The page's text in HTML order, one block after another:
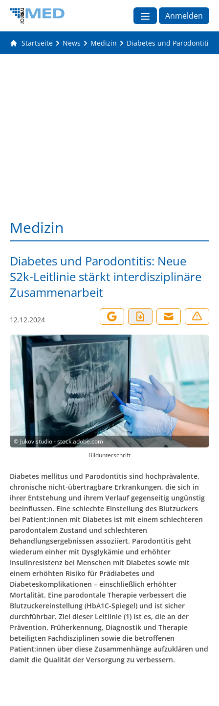
Anmelden
Startseite News Medizin Diabetes und Parodontitis:
Medizin
Diabetes und Parodontitis: Neue
S2k-Leitlinie stärkt interdisziplinäre
Zusammenarbeit
12.12.2024
© Jukov studio - stock.adobe.com
Bildunterschrift
Diabetes mellitus und Parodontitis sind hochprävalente,
chronische nicht-übertragbare Erkrankungen, die sich in
ihrer Entstehung und ihrem Verlauf gegenseitig ungünstig
beeinflussen. Eine schlechte Einstellung des Blutzuckers
bei Patient:innen mit Diabetes ist mit einem schlechteren
parodontalem Zustand und schlechteren
Behandlungsergebnissen assoziiert. Parodontitis geht
wiederum einher mit Dysglykämie und erhöhter
Insulinresistenz bei Menschen mit Diabetes sowie mit
einem erhöhten Risiko für Prädiabetes und
Diabeteskomplikationen – einschließlich erhöhter
Mortalität. Eine parodontale Therapie verbessert die
Blutzuckereinstellung (HbA1C-Spiegel) und ist sicher
durchführbar. Ziel dieser Leitlinie (1) ist es, die an der
Prävention, Früherkennung, Diagnostik und Therapie
beteiligten Fachdisziplinen sowie die betroffenen
Patient:innen über diese Zusammenhänge aufzuklären und
damit die Qualität der Versorgung zu verbessern.